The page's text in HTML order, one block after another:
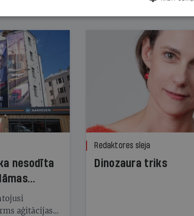
nesodīta
aģitācijas
Redaktores sleja
Dinozaura triks